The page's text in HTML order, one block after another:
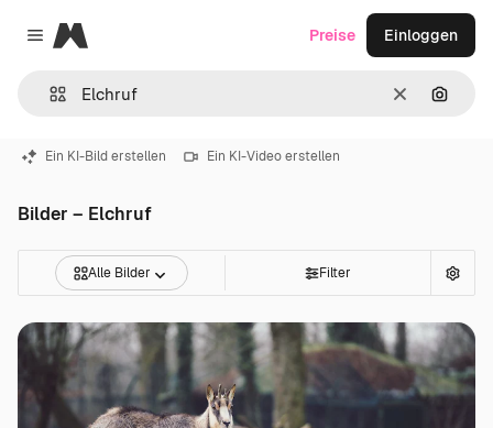
Close menu
Magnific
LöschenNach
Preise Einloggen
Ein KI-Bild erstellen Ein KI-Video erstellen
Bilder – Elchruf
Alle Bilder Filter